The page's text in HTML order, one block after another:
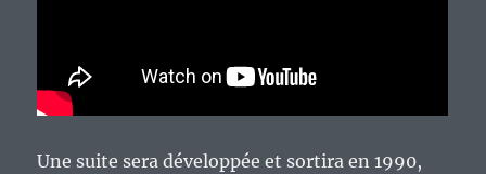
Une suite sera développée et sortira en 1990,